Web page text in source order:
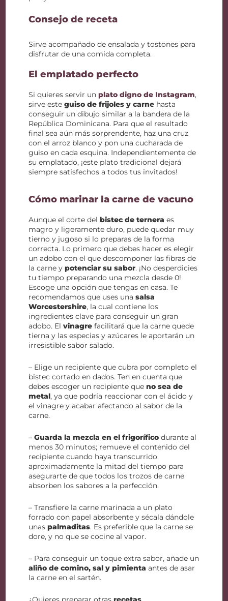
Consejo de receta
Sirve acompañado de ensalada y tostones para
disfrutar de una comida completa.
El emplatado perfecto
Si quieres servir unplato digno de Instagram,
sirve esteguiso de frijoles y carne hasta
conseguir un dibujo similar a la bandera de la
República Dominicana. Para que el resultado
final sea aún más sorprendente, haz una cruz
con el arroz blanco y pon una cucharada de
guiso en cada esquina. Independientemente de
su emplatado, ¡este plato tradicional dejará
siempre satisfechos a todos tus invitados!
Cómo marinar la carne de vacuno
Aunque el corte delbistec de ternera es
magro y ligeramente duro, puede quedar muy
tierno y jugoso si lo preparas de la forma
correcta. Lo primero que debes hacer es elegir
un adobo con el que descomponer las fibras de
la carne ypotenciar su sabor. ¡No desperdicies
tu tiempo preparando una mezcla desde 0!
Escoge una opción que tengas en casa. Te
recomendamos que uses unasalsa
Worcestershire, la cual contiene los
ingredientes clave para conseguir un gran
adobo. Elvinagre facilitará que la carne quede
tierna y las especias y azúcares le aportarán un
irresistible sabor salado.
– Elige un recipiente que cubra por completo el
bistec cortado en dados. Ten en cuenta que
debes escoger un recipiente queno sea de
metal, ya que podría reaccionar con el ácido y
el vinagre y acabar afectando al sabor de la
carne.
–Guarda la mezcla en el frigorífico durante al
menos 30 minutos; remueve el contenido del
recipiente cuando haya transcurrido
aproximadamente la mitad del tiempo para
asegurarte de que todos los trozos de carne
absorben los sabores a la perfección.
– Transfiere la carne marinada a un plato
forrado con papel absorbente y sécala dándole
unaspalmaditas. Es preferible que la carne se
dore, y no que se cocine al vapor.
– Para conseguir un toque extra sabor, añade un
aliño de comino, sal y pimienta antes de asar
la carne en el sartén.